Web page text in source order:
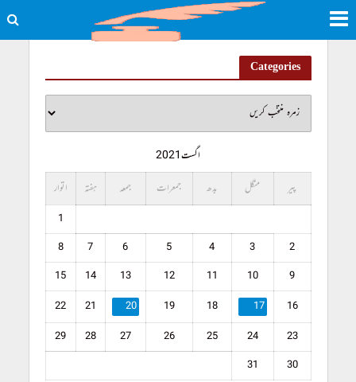
Categories
اگست 2021
پیر
منگل بدھ جمعرات جمعہ ہفتہ اتوار
1
2
3
4
5
6
7
8
9
10
11
12
13
14
15
16
17
18
19
20
21
22
23
24
25
26
27
28
29
30
31